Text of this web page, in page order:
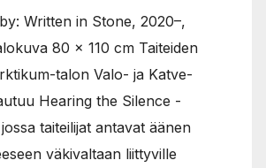
Written in Stone, 2020–,
80 x 110 cm Taiteiden
talon Valo- ja Katve-
Hearing the Silence -
taiteilijat antavat äänen
väkivaltaan liittyville